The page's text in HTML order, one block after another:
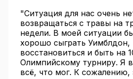
"Ситуация для нас очень
возвращаться с травы на
недели. В моей ситуации
хорошо сыграть Уимблдон,
восстановиться и быть на
Олимпийскому турниру. Я
всё, что мог. К сожалению,